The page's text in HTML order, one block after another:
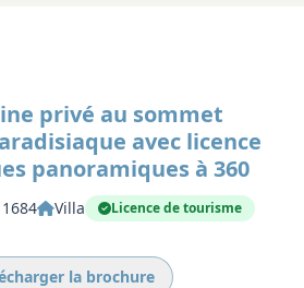
privé au sommet
avec licence
panoramiques à 360
Villa Licence de tourisme
la brochure